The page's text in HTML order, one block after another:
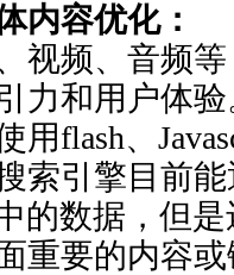
内容优化：
视频、音频
力和用户体
用flash、
索引擎目前
的数据，但
重要的内容